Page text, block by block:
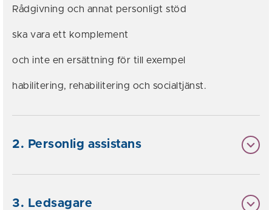
Rådgivning och annat personligt stöd
ska vara ett komplement
och inte en ersättning för till exempel
habilitering, rehabilitering och socialtjänst.
2. Personlig assistans
3. Ledsagare